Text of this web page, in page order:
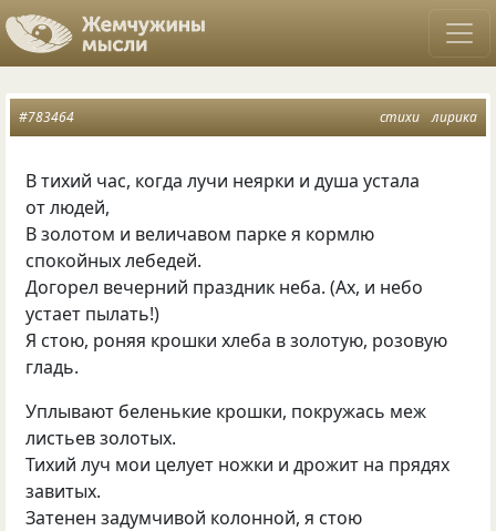
стихи лирика
#783464
В тихий час, когда лучи неярки и душа устала
от людей,
В золотом и величавом парке я кормлю
спокойных лебедей.
Догорел вечерний праздник неба. (Ах, и небо
устает пылать!)
Я стою, роняя крошки хлеба в золотую, розовую
гладь.
Уплывают беленькие крошки, покружась меж
листьев золотых.
Тихий луч мои целует ножки и дрожит на прядях
завитых.
Затенен задумчивой колонной, я стою